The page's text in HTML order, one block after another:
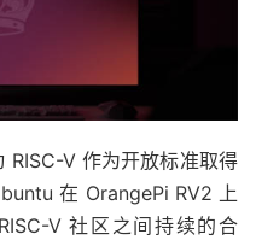
V 作为开放标准取得
在 OrangePi RV2 上
V 社区之间持续的合